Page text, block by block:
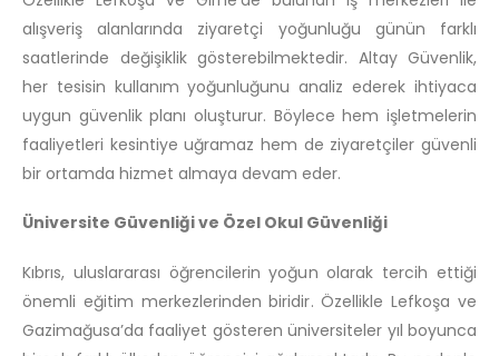
alışveriş alanlarında ziyaretçi yoğunluğu günün farklı
saatlerinde değişiklik gösterebilmektedir. Altay Güvenlik,
her tesisin kullanım yoğunluğunu analiz ederek ihtiyaca
uygun güvenlik planı oluşturur. Böylece hem işletmelerin
faaliyetleri kesintiye uğramaz hem de ziyaretçiler güvenli
bir ortamda hizmet almaya devam eder.
Üniversite Güvenliği ve Özel Okul Güvenliği
Kıbrıs, uluslararası öğrencilerin yoğun olarak tercih ettiği
önemli eğitim merkezlerinden biridir. Özellikle Lefkoşa ve
Gazimağusa’da faaliyet gösteren üniversiteler yıl boyunca